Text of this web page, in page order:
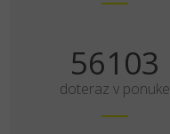
70129
doteraz v ponuke